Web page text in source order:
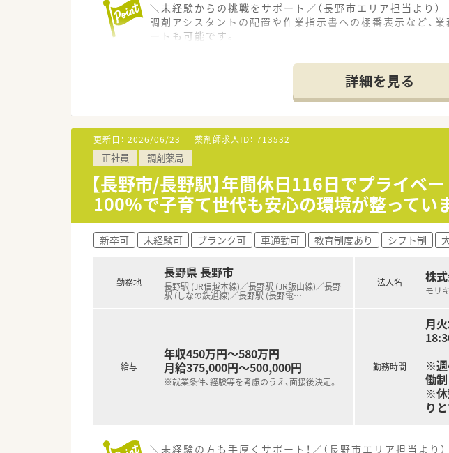
＼未経験からの挑戦をサポート／（長野市エリア担当より）
調剤アシスタントの配置や作業指示書への棚番表示など、
ートも可能です。
【店舗情報と応需状況について】
■最寄り駅の柳原駅から車で10分ほどの場所に位置してお
■主に精神科と心療内科の処方箋を応需しており、特定の
■今後の展開として調剤併設店を増やしていく方針であり
【求人情報について】
■正社員の勤務薬剤師としての募集であり、想定年収は450
■服薬指導や監査および調剤業務全般をお任せするため、
■賞与は年2回で平均約3.8か月分の支給実績があり、日々
【職場環境と雰囲気】
■調剤指示書には薬品の棚番が明確に表示されているため
■薬品の棚割りは使用頻度の高い順に整理されており、日
■大手企業ならではの整った設備がありながらも、アット
詳細を見る
更新日： 2026/06/23 薬剤師求人ID： 713532
正社員 調剤薬局
【長野市/長野駅】年間休日116日でプライベ
100％で子育て世代も安心の環境が整ってい
新卒可 未経験可 ブランク可 車通勤可 教育制度あり シフト制
勤務地
長野県 長野市
長野駅 (JR信越本線)／長野駅 (JR飯山線)／長野
駅 (しなの鉄道線)／長野駅 (長野電…
給与
年収450万円～580万円
月給375,000円～500,000円
※就業条件、経験等を考慮のうえ、面接後決定。
法人名 株
モリ
勤務時間
月
※週
働
※休
り
＼未経験の方も手厚くサポート！／（長野市エリア担当より）